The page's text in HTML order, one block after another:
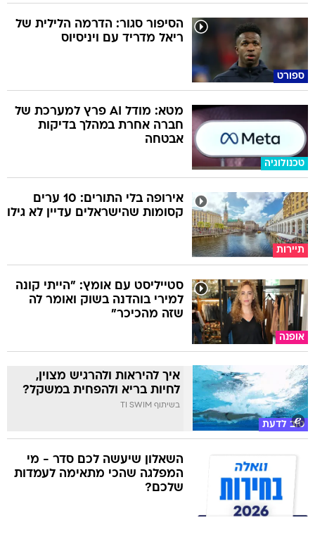
ספורט
הסיפור סגור: הדרמה הלילית של
ריאל מדריד עם ויניסיוס
טכנולוגיה
מטא: מודל AI פרץ למערכת של
חברה אחרת במהלך בדיקות
אבטחה
תיירות
אירופה בלי התורים: 10 ערים
קסומות שהישראלים עדיין לא גילו
אופנה
סטייליסט עם אומץ: "הייתי קונה
למירי בוהדנה בשוק ואומר לה
שזה מהכיכר"
טוב לדעת
איך להיראות ולהרגיש מצוין,
לחיות בריא ולהפחית במשקל?
בשיתוף TI SWIM
השאלון שיעשה לכם סדר - מי
המפלגה שהכי מתאימה לעמדות
שלכם?